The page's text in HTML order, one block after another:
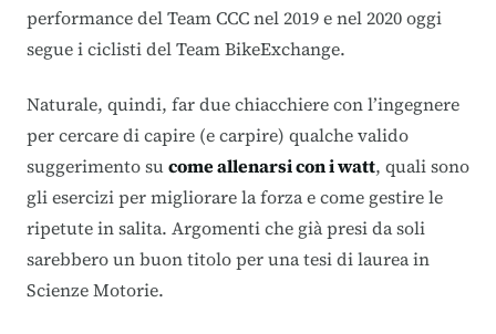
performance del Team CCC nel 2019 e nel 2020 oggi
segue i ciclisti del Team BikeExchange.
Naturale, quindi, far due chiacchiere con l’ingegnere
per cercare di capire (e carpire) qualche valido
suggerimento sucome allenarsi con i watt, quali sono
gli esercizi per migliorare la forza e come gestire le
ripetute in salita. Argomenti che già presi da soli
sarebbero un buon titolo per una tesi di laurea in
Scienze Motorie.